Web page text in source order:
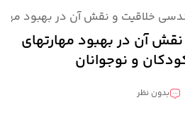
خلاقیت و نقش آن در بهبود
آن در بهبود مهارتهای
و نوجوانان
بدون نظر